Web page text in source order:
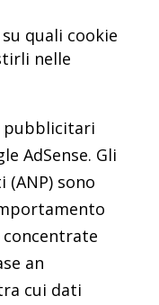
quali cookie
nelle
pubblicitari
AdSense. Gli
(ANP) sono
concentrate
an
cui dati